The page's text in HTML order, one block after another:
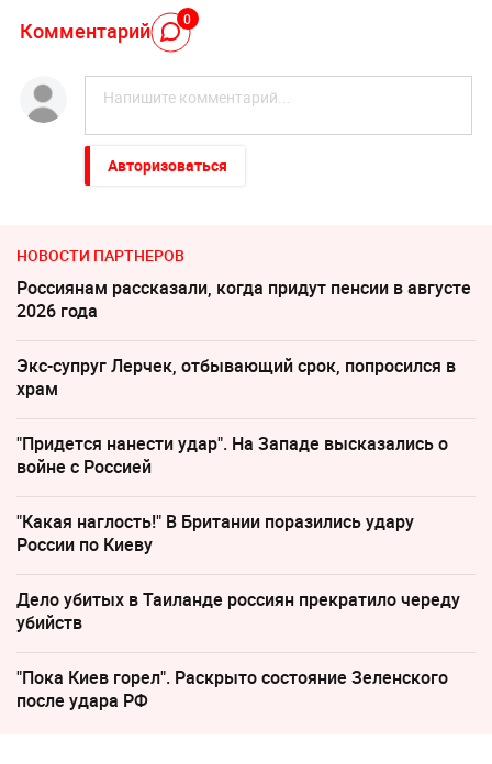
Комментарий 0
Авторизоваться
НОВОСТИ ПАРТНЕРОВ
Россиянам рассказали, когда придут пенсии в августе
2026 года
Экс-супруг Лерчек, отбывающий срок, попросился в
храм
"Придется нанести удар". На Западе высказались о
войне с Россией
"Какая наглость!" В Британии поразились удару
России по Киеву
Дело убитых в Таиланде россиян прекратило череду
убийств
"Пока Киев горел". Раскрыто состояние Зеленского
после удара РФ